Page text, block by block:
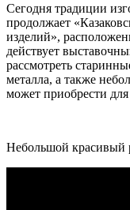
Сегодня традиции
продолжает
изделий»,
действует
рассмотреть
металла, а также
может приобрести
Небольшой красивый